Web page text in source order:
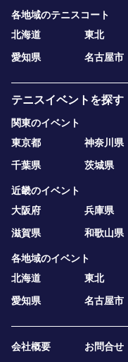
各地域のテニスコート
北海道
東北
愛知県
名古屋市
テニスイベントを探す
関東のイベント
東京都
神奈川県
千葉県
茨城県
近畿のイベント
大阪府
兵庫県
滋賀県
和歌山県
各地域のイベント
北海道
東北
愛知県
名古屋市
会社概要 お問合せ